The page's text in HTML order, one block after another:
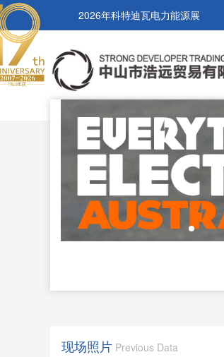
2026年科特迪瓦电力能源展
现场照片 Previous Data